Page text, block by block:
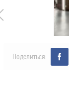
Поделиться: